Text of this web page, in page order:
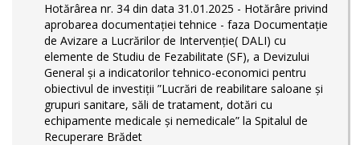
Hotărârea nr. 34 din data 31.01.2025 - Hotărâre privind
aprobarea documentației tehnice - faza Documentație
de Avizare a Lucrărilor de Intervenție( DALI) cu
elemente de Studiu de Fezabilitate (SF), a Devizului
General și a indicatorilor tehnico-economici pentru
obiectivul de investiții ”Lucrări de reabilitare saloane și
grupuri sanitare, săli de tratament, dotări cu
echipamente medicale și nemedicale” la Spitalul de
Recuperare Brădet